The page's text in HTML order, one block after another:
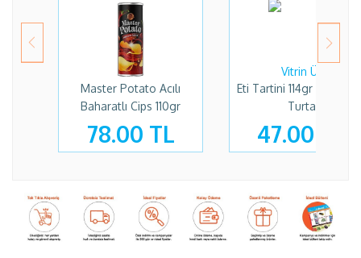
Master Potato Acılı
Baharatlı Cips 110gr
78.00 TL
Eti Tartini 114gr
Turta
47.00 TL